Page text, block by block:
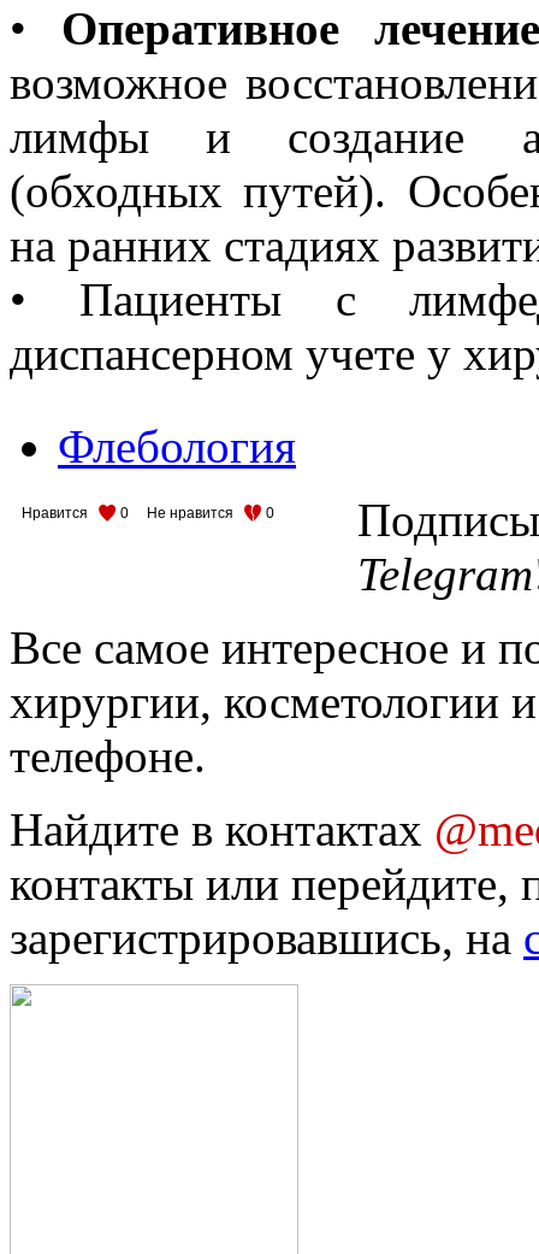
• Оперативное лечение
возможное
лимфы и создание
(обходных путей).
на ранних стадиях
• Пациенты с
диспансерном учете у
Флебология
Нравится 0 Не нравится 0
Telegram
Все самое интересное и
хирургии, косметологии
телефоне.
Найдите в контактах
контакты или перейдите,
зарегистрировавшись, на